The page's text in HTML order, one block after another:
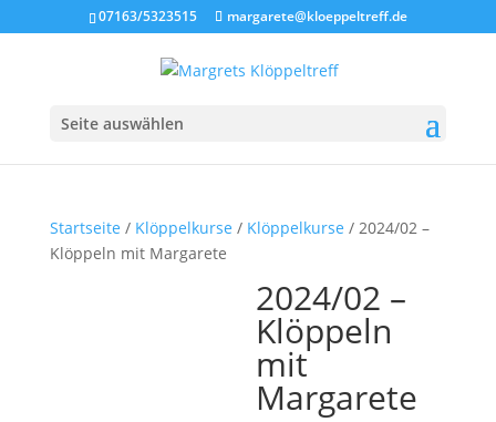
07163/5323515 margarete@kloeppeltreff.de
Seite auswählen
Startseite / Klöppelkurse / Klöppelkurse / 2024/02 –
Klöppeln mit Margarete
2024/02 –
Klöppeln
mit
Margarete